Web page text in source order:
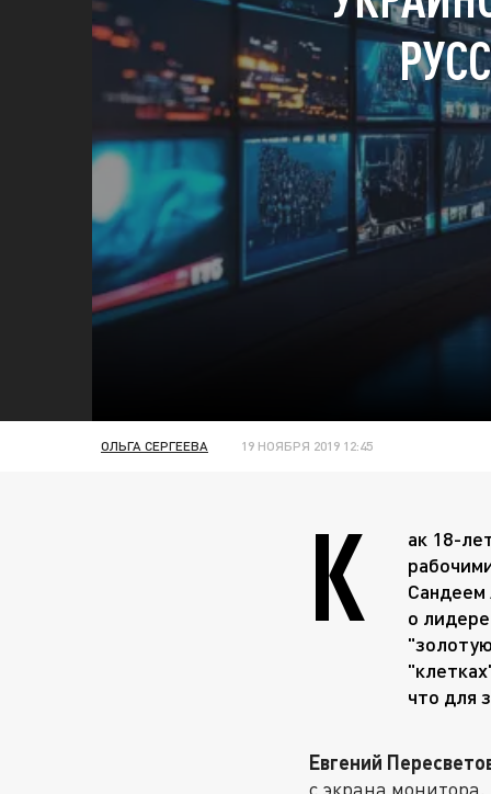
ОЛЬГА СЕРГЕЕВА 19 НОЯБРЯ 2019 12:45
К
ак 18-
Сандеем
о
что для
Евгений
с экрана монитора,